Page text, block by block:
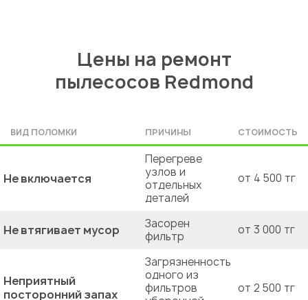
Цены на ремонт
пылесосов Redmond
ВИД ПОЛОМКИ ПРИЧИНЫ СТОИМОСТЬ
Не включается
Перегреве
узлов и
отдельных
деталей
от 4 500 тг
Не втягивает мусор
Засорен
фильтр
от 3 000 тг
Неприятный
посторонний запах
Загрязненность
одного из
фильтров
от 2 500 тг